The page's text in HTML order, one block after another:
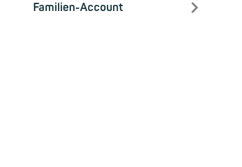
Familien-Account